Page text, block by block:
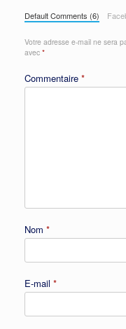
Default Comments (6)
Votre adresse e-mail ne sera
avec *
Commentaire *
Nom *
E-mail *